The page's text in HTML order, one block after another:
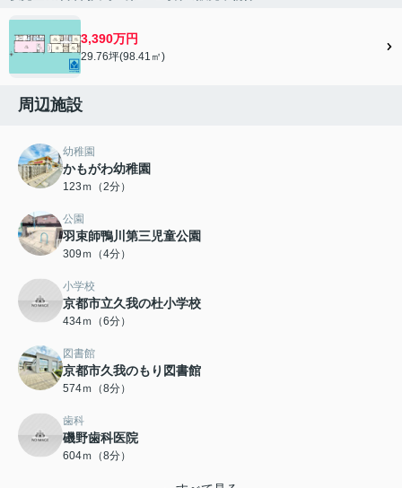
3,390万円
29.76坪(98.41㎡)
周辺施設
幼稚園
かもがわ幼稚園
123ｍ（2分）
公園
羽束師鴨川第三児童公園
309ｍ（4分）
小学校
京都市立久我の杜小学校
434ｍ（6分）
図書館
京都市久我のもり図書館
574ｍ（8分）
歯科
磯野歯科医院
604ｍ（8分）